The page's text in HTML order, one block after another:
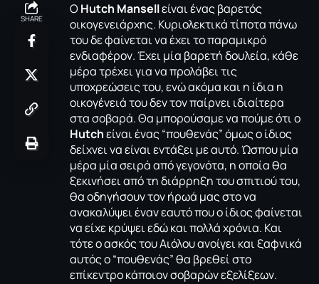
SHARE
Ο Hutch Mansellείναι ένας βαρετός
οικογενειάρχης. Κυριολεκτικά τίποτα πάνω
του δε φαίνεται να έχει το παραμικρό
ενδιαφέρον. Έχει μία βαρετή δουλεία, κάθε
μέρα τρέχει για να προλάβει τις
υποχρεώσεις του, ενώ ακόμα και η ίδια η
οικογένειά του δεν τον παίρνει ιδιαίτερα
στα σοβαρά. Θα μπορούσαμε να πούμε ότι ο
Hutchείναι ένας “πουθενάς” όμως ο ίδιος
δείχνει να είναι εντάξει με αυτό. Ώσπου μία
μέρα μία σειρά από γεγονότα, η οποία θα
ξεκινήσει από τη διάρρηξη του σπιτιού του,
θα οδηγήσουν τον ήρωά μας στο να
ανακαλύψει έναν εαυτό που ο ίδιος φαίνεται
να είχε κρύψει εδώ και πολλά χρόνια. Και
τότε ο ασκός του Αιόλου ανοίγει και ξαφνικά
αυτός ο “πουθενάς” θα βρεθεί στο
επίκεντρο κάποιον σοβαρών εξελίξεων.